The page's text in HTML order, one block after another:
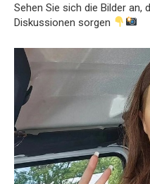
Sehen Sie sich die Bilder
Diskussionen sorgen